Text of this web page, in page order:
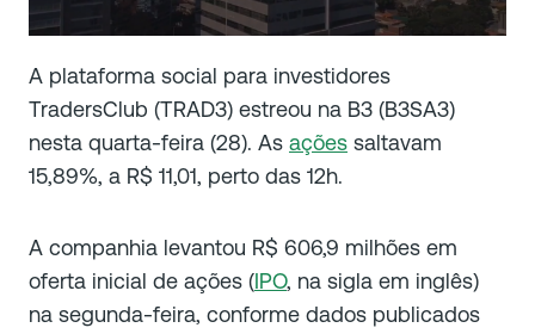
A plataforma social para investidores
TradersClub (TRAD3) estreou na B3 (B3SA3)
nesta quarta-feira (28). As ações saltavam
15,89%, a R$ 11,01, perto das 12h.
A companhia levantou R$ 606,9 milhões em
oferta inicial de ações (IPO, na sigla em inglês)
na segunda-feira, conforme dados publicados